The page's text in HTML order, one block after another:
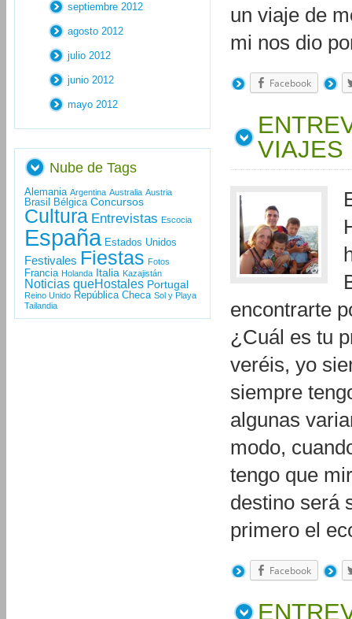
un viaje de
mi nos dio
Facebook
VIAJES
encontrarte
¿Cuál es tu
veréis, yo
siempre
algunas
modo,
tengo que
destino será
primero el
Facebook
septiembre 2012
agosto 2012
julio 2012
junio 2012
mayo 2012
Nube de Tags
Alemania Argentina Australia Austria
Brasil Bélgica Concursos
Cultura Entrevistas Escocia
España Estados Unidos
Festivales Fiestas Fotos
Francia Holanda Italia Kazajistán
Noticias queHostales Portugal
Reino Unido República Checa Sol y Playa
Tailandia